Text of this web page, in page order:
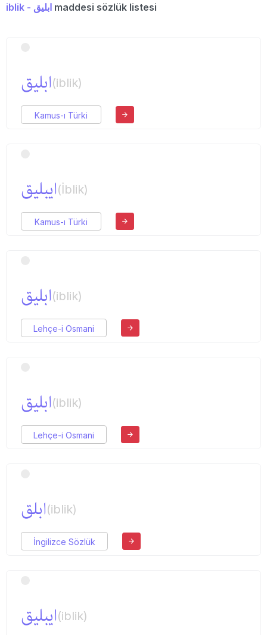
iblik - ابلیق maddesi sözlük listesi
ابلیق(iblik)
Kamus-ı Türki
ایبلیق(İblik)
Kamus-ı Türki
ابلیق(iblik)
Lehçe-i Osmani
ابلیق(iblik)
Lehçe-i Osmani
ابلق(iblik)
İngilizce Sözlük
ایبلیق(iblik)